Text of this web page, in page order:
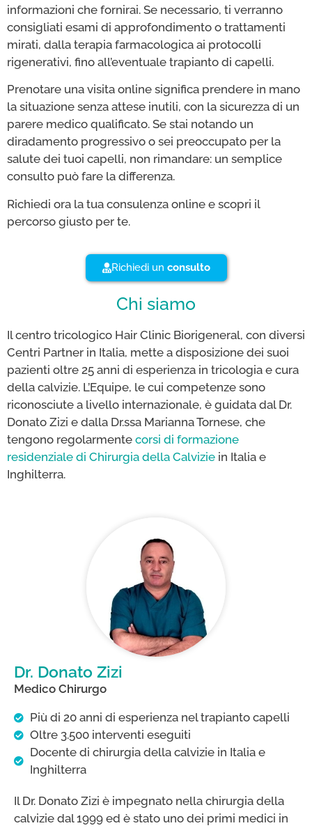
informazioni che fornirai. Se necessario, ti verranno
consigliati esami di approfondimento o trattamenti
mirati, dalla terapia farmacologica ai protocolli
rigenerativi, fino all’eventuale trapianto di capelli.
Prenotare una visita online significa prendere in mano
la situazione senza attese inutili, con la sicurezza di un
parere medico qualificato. Se stai notando un
diradamento progressivo o sei preoccupato per la
salute dei tuoi capelli, non rimandare: un semplice
consulto può fare la differenza.
Richiedi ora la tua consulenza online e scopri il
percorso giusto per te.
Richiedi un consulto
Chi siamo
Il centro tricologico Hair Clinic Biorigeneral, con diversi
Centri Partner in Italia, mette a disposizione dei suoi
pazienti oltre 25 anni di esperienza in tricologia e cura
della calvizie. L’Equipe, le cui competenze sono
riconosciute a livello internazionale, è guidata dal Dr.
Donato Zizi e dalla Dr.ssa Marianna Tornese, che
tengono regolarmente corsi di formazione
residenziale di Chirurgia della Calvizie in Italia e
Inghilterra.
Dr. Donato Zizi
Medico Chirurgo
Più di 20 anni di esperienza nel trapianto capelli
Oltre 3.500 interventi eseguiti
Docente di chirurgia della calvizie in Italia e
Inghilterra
Il Dr. Donato Zizi è impegnato nella chirurgia della
calvizie dal 1999 ed è stato uno dei primi medici in